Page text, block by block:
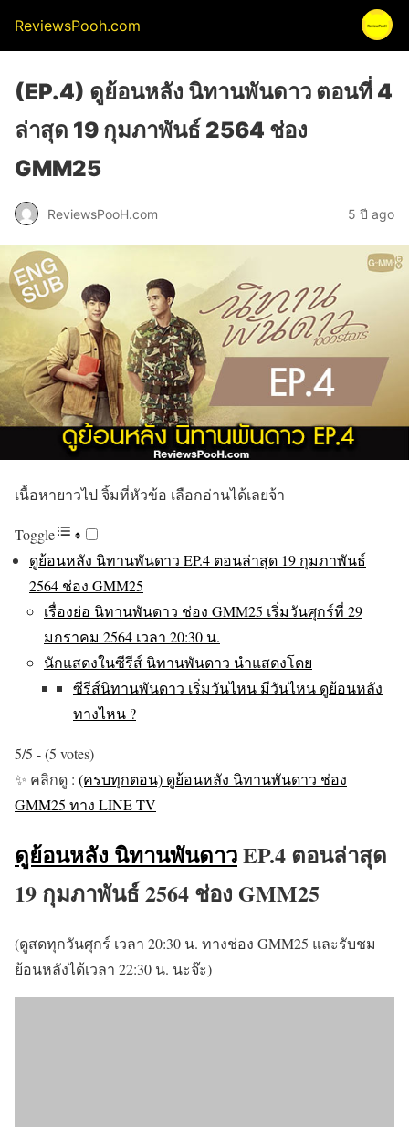
ReviewsPooh.com
(EP.4) ดูย้อนหลัง นิทานพันดาว ตอนที่ 4
ล่าสุด 19 กุมภาพันธ์ 2564 ช่อง
GMM25
ReviewsPooH.com 5 ปี ago
เนื้อหายาวไป จิ้มที่หัวข้อ เลือกอ่านได้เลยจ้า
Toggle
ดูย้อนหลัง นิทานพันดาว EP.4 ตอนล่าสุด 19 กุมภาพันธ์
2564 ช่อง GMM25
เรื่องย่อ นิทานพันดาว ช่อง GMM25 เริ่มวันศุกร์ที่ 29
มกราคม 2564 เวลา 20:30 น.
นักแสดงในซีรีส์ นิทานพันดาว นำแสดงโดย
ซีรีส์นิทานพันดาว เริ่มวันไหน มีวันไหน ดูย้อนหลัง
ทางไหน ?
5/5 - (5 votes)
✨ คลิกดู : (ครบทุกตอน) ดูย้อนหลัง นิทานพันดาว ช่อง
GMM25 ทาง LINE TV
ดูย้อนหลัง นิทานพันดาวEP.4 ตอนล่าสุด
19 กุมภาพันธ์ 2564 ช่อง GMM25
(ดูสดทุกวันศุกร์ เวลา 20:30 น. ทางช่อง GMM25 และรับชม
ย้อนหลังได้เวลา 22:30 น. นะจ๊ะ)